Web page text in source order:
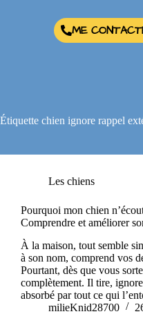
ME
Étiquette chien ignore rappel
Les chiens
Pourquoi mon chien
Comprendre et améliorer
À la maison, tout semble
à son nom, comprend vos
Pourtant, dès que vous
complètement. Il tire,
absorbé par tout ce qui
milieKnid28700